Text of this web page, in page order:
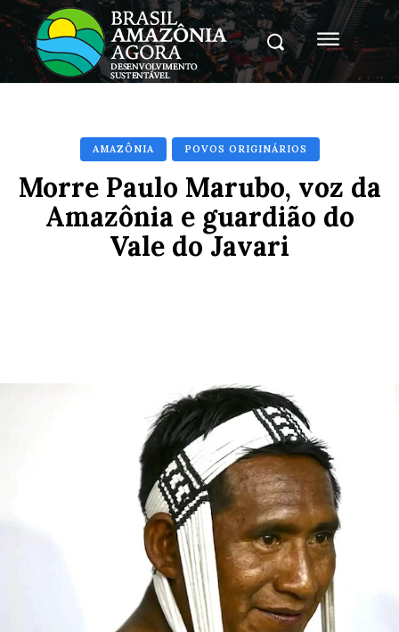
AMAZÔNIA POVOS ORIGINÁRIOS
Morre Paulo Marubo, voz da
Amazônia e guardião do
Vale do Javari